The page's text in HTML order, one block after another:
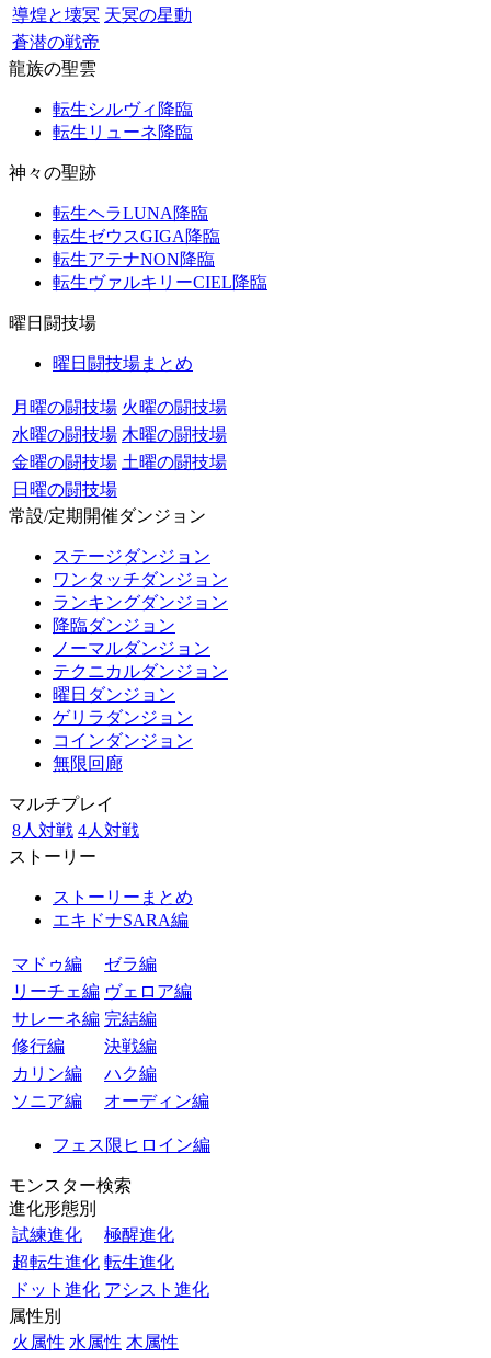
導煌と壊冥 天冥の星動
蒼潜の戦帝
龍族の聖雲
転生シルヴィ降臨
転生リューネ降臨
神々の聖跡
転生ヘラLUNA降臨
転生ゼウスGIGA降臨
転生アテナNON降臨
転生ヴァルキリーCIEL降臨
曜日闘技場
曜日闘技場まとめ
月曜の闘技場 火曜の闘技場
水曜の闘技場 木曜の闘技場
金曜の闘技場 土曜の闘技場
日曜の闘技場
常設/定期開催ダンジョン
ステージダンジョン
ワンタッチダンジョン
ランキングダンジョン
降臨ダンジョン
ノーマルダンジョン
テクニカルダンジョン
曜日ダンジョン
ゲリラダンジョン
コインダンジョン
無限回廊
マルチプレイ
8人対戦 4人対戦
ストーリー
ストーリーまとめ
エキドナSARA編
マドゥ編
ゼラ編
リーチェ編 ヴェロア編
サレーネ編 完結編
修行編
決戦編
カリン編
ハク編
ソニア編
オーディン編
フェス限ヒロイン編
モンスター検索
進化形態別
試練進化
極醒進化
超転生進化 転生進化
ドット進化 アシスト進化
属性別
火属性 水属性 木属性